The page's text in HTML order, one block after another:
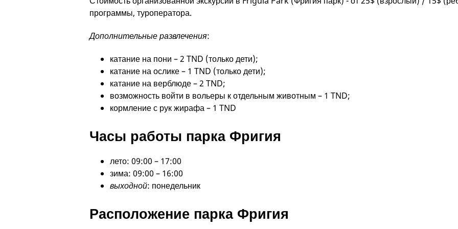
программы, туроператора.
Дополнительные развлечения:
катание на пони – 2 TND (только дети);
катание на ослике – 1 TND (только дети);
катание на верблюде – 2 TND;
возможность войти в вольеры к отдельным животным – 1 TND;
кормление с рук жирафа – 1 TND
Часы работы парка Фригия
лето: 09:00 – 17:00
зима: 09:00 – 16:00
выходной: понедельник
Расположение парка Фригия